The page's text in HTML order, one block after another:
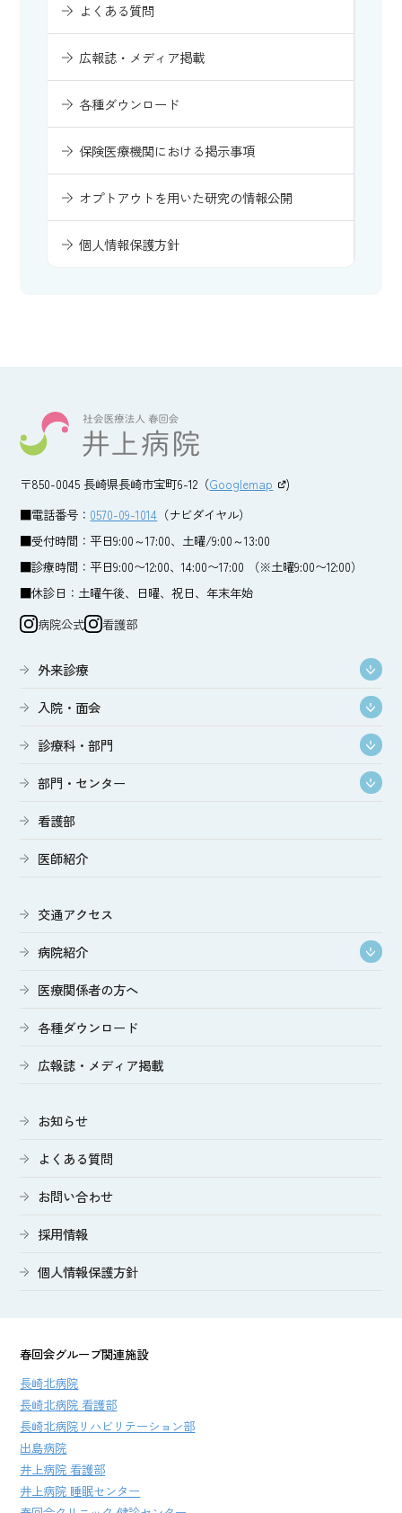
よくある質問
広報誌・メディア掲載
各種ダウンロード
保険医療機関における掲示事項
オプトアウトを用いた研究の情報公開
個人情報保護方針
〒850-0045 長崎県長崎市宝町6-12（Googlemap
)
■電話番号： 0570-09-1014 （ナビダイヤル）
■受付時間：平日9:00～17:00、土曜/9:00～13:00
■診療時間：平日9:00〜12:00、14:00〜17:00 （※土曜9:00〜12:00）
■休診日：土曜午後、日曜、祝日、年末年始
病院公式
看護部
外来診療
入院・面会
診療科・部門
部門・センター
看護部
医師紹介
交通アクセス
病院紹介
医療関係者の方へ
各種ダウンロード
広報誌・メディア掲載
お知らせ
よくある質問
お問い合わせ
採用情報
個人情報保護方針
春回会グループ関連施設
長崎北病院
長崎北病院 看護部
長崎北病院リハビリテーション部
出島病院
井上病院 看護部
井上病院 睡眠センター